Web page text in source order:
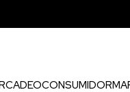
CONSUMIDOR